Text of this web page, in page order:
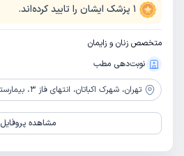
1 پزشک ایشان را تایید کرده‌اند.
متخصص زنان و زایمان
نوبت‌دهی مطب
تهران، شهرک اکباتان، انتهای فاز 3، بیمارستان فوق تخصصی صارم
مشاهده پروفایل